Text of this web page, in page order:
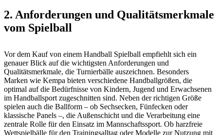
2. Anforderungen und Qualitätsmerkmale
vom Spielball
Vor dem Kauf von einem Handball Spielball empfiehlt sich ein
genauer Blick auf die wichtigsten Anforderungen und
Qualitätsmerkmale, die Turnierbälle auszeichnen. Besonders
Marken wie Kempa bieten verschiedene Handballgrößen, die
optimal auf die Bedürfnisse von Kindern, Jugend und Erwachsenen
im Handballsport zugeschnitten sind. Neben der richtigen Größe
spielen auch die Ballform – ob Sechsecken, Fünfecken oder
klassische Panels –, die Außenschicht und die Verarbeitung eine
zentrale Rolle für den Einsatz im Mannschaftssport. Ob harzfreie
Wettspielbälle für den Trainingsalltag oder Modelle zur Nutzung mit